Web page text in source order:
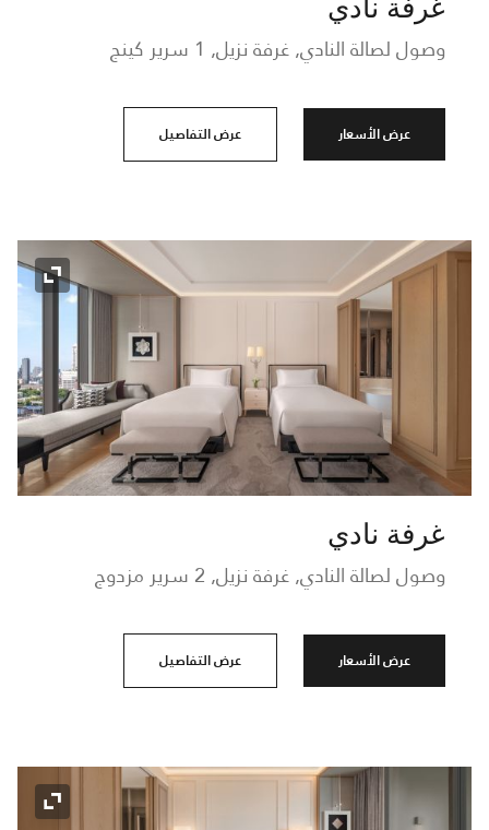
غرفة نادي
وصول لصالة النادي, غرفة نزيل, 1 سرير كينج
عرض الأسعار عرض التفاصيل
رمز
غرفة نادي
وصول لصالة النادي, غرفة نزيل, 2 سرير مزدوج
عرض الأسعار عرض التفاصيل
رمز